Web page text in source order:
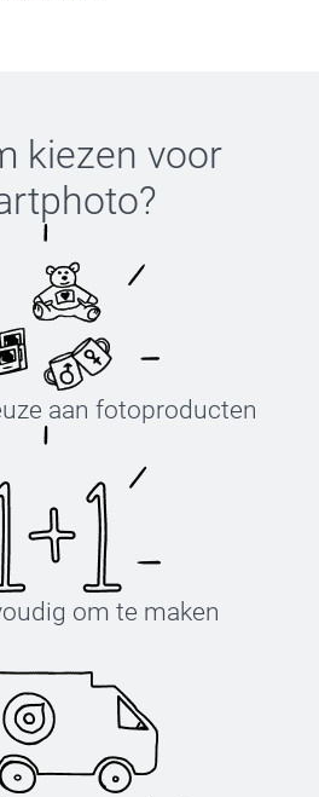
kiezen voor
?
aan fotoproducten
om te maken